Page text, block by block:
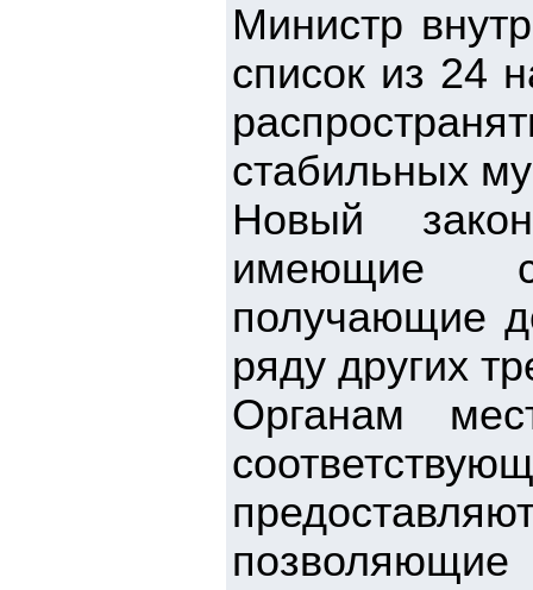
Министр
список из 24
стабильных
Новый
имеющие
получающие
ряду других
Органам